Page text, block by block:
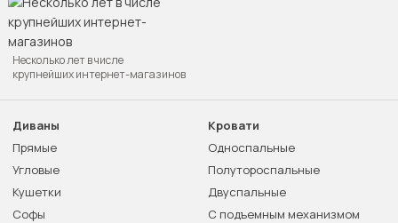
Несколько лет в числе
крупнейших интернет-магазинов
Диваны
Прямые
Угловые
Кушетки
Софы
Кровати
Односпальные
Полутороспальные
Двуспальные
С подъемным механизмом